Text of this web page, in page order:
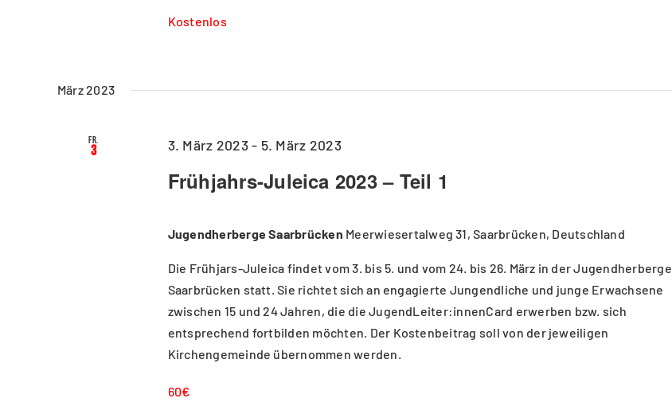
Kostenlos
März 2023
Fr.
3
Frühjahrs-Juleica 2023 – Teil 1
3. März 2023- 5. März 2023
Jugendherberge Saarbrücken Meerwiesertalweg 31, Saarbrücken, Deutschland
Die Frühjars-Juleica findet vom 3. bis 5. und vom 24. bis 26. März in der Jugendherberge
Saarbrücken statt. Sie richtet sich an engagierte Jungendliche und junge Erwachsene
zwischen 15 und 24 Jahren, die die JugendLeiter:innenCard erwerben bzw. sich
entsprechend fortbilden möchten. Der Kostenbeitrag soll von der jeweiligen
Kirchengemeinde übernommen werden.
60€